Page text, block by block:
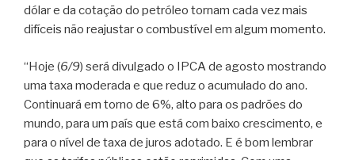
dólar e da cotação do petróleo tornam cada vez mais
difíceis não reajustar o combustível em algum momento.
“Hoje (6/9) será divulgado o IPCA de agosto mostrando
uma taxa moderada e que reduz o acumulado do ano.
Continuará em torno de 6%, alto para os padrões do
mundo, para um país que está com baixo crescimento, e
para o nível de taxa de juros adotado. E é bom lembrar